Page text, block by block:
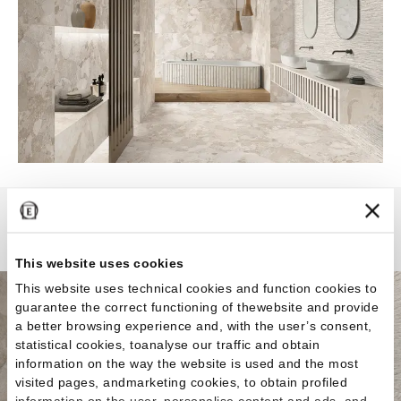
This website uses cookies
This website uses technical cookies and function cookies to
guarantee the correct functioning of thewebsite and provide
a better browsing experience and, with the user’s consent,
statistical cookies, toanalyse our traffic and obtain
information on the way the website is used and the most
visited pages, andmarketing cookies, to obtain profiled